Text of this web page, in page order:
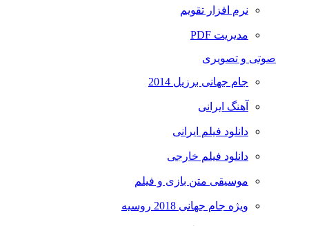
نرم افزار تقویم
مدیریت PDF
صوتی و تصویری
جام جهانی برزیل 2014
آهنگ ایرانی
دانلود فیلم ایرانی
دانلود فیلم خارجی
موسیقی متن بازی و فیلم
ویژه جام جهانی 2018 روسیه